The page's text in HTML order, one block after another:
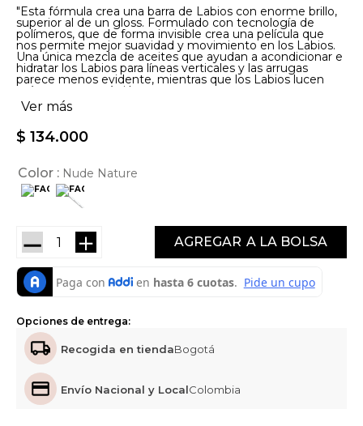
"Esta fórmula crea una barra de Labios con enorme brillo,
superior al de un gloss. Formulado con tecnología de
polímeros, que de forma invisible crea una película que
nos permite mejor suavidad y movimiento en los Labios.
Una única mezcla de aceites que ayudan a acondicionar e
hidratar los Labios para líneas verticales y las arrugas
parece menos evidente, mientras que los Labios lucen
más suaves y más jóvenes.
Ver más
$ 134.000
Color Nude Nature
＋
－ AGREGAR
Opciones de entrega:
Recogida en tiendaBogotá
Envío Nacional y LocalColombia